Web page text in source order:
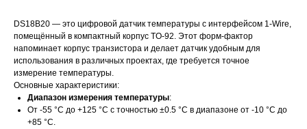
DS18B20 — это цифровой датчик температуры с интерфейсом 1-Wire,
помещённый в компактный корпус TO-92. Этот форм-фактор
напоминает корпус транзистора и делает датчик удобным для
использования в различных проектах, где требуется точное
измерение температуры.
Основные характеристики:
Диапазон измерения температуры:
От -55 °C до +125 °C с точностью ±0.5 °C в диапазоне от -10 °C до
+85 °C.